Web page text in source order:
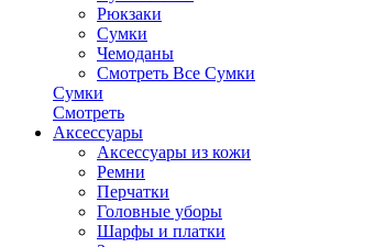
Рюкзаки
Сумки
Чемоданы
Смотреть Все Сумки
Сумки
Смотреть
Аксессуары
Аксессуары из кожи
Ремни
Перчатки
Головные уборы
Шарфы и платки